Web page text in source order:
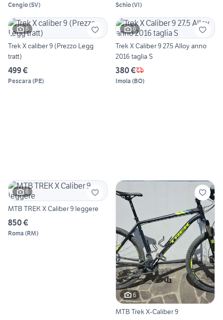
Cengio(SV) Schio(VI)
6
Trek X caliber 9 (Prezzo Legg
tratt)
499 €
Pescara (PE)
6
Trek X Caliber 9 27.5 Alloy anno
2016 taglia S
380 €
Imola (BO)
6
MTB TREK X Caliber 9 leggere
850 €
Roma (RM)
6
MTB Trek X-Caliber 9